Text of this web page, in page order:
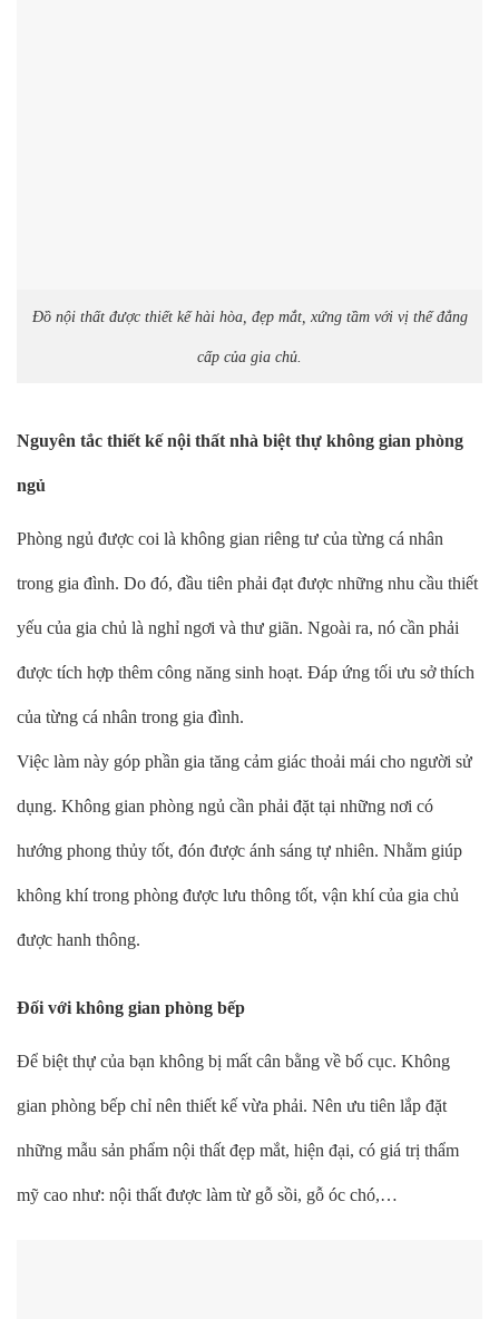
Đồ nội thất được thiết kế hài hòa, đẹp mắt, xứng tầm với vị thế đẳng
cấp của gia chủ.
Nguyên tắc thiết kế nội thất nhà biệt thự không gian phòng
ngủ
Phòng ngủ được coi là không gian riêng tư của từng cá nhân
trong gia đình. Do đó, đầu tiên phải đạt được những nhu cầu thiết
yếu của gia chủ là nghỉ ngơi và thư giãn. Ngoài ra, nó cần phải
được tích hợp thêm công năng sinh hoạt. Đáp ứng tối ưu sở thích
của từng cá nhân trong gia đình.
Việc làm này góp phần gia tăng cảm giác thoải mái cho người sử
dụng. Không gian phòng ngủ cần phải đặt tại những nơi có
hướng phong thủy tốt, đón được ánh sáng tự nhiên. Nhằm giúp
không khí trong phòng được lưu thông tốt, vận khí của gia chủ
được hanh thông.
Đối với không gian phòng bếp
Để biệt thự của bạn không bị mất cân bằng về bố cục. Không
gian phòng bếp chỉ nên thiết kế vừa phải. Nên ưu tiên lắp đặt
những mẫu sản phẩm nội thất đẹp mắt, hiện đại, có giá trị thẩm
mỹ cao như: nội thất được làm từ gỗ sồi, gỗ óc chó,…